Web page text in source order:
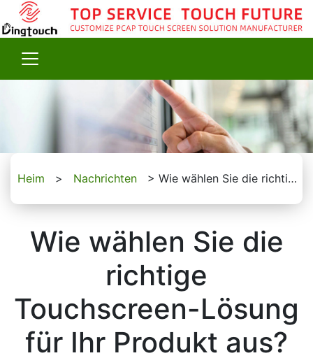
Heim > Nachrichten > Wie wählen Sie die richtige Touchscreen-Lösung für Ihr Produkt aus?
Wie wählen Sie die
richtige
Touchscreen-Lösung
für Ihr Produkt aus?